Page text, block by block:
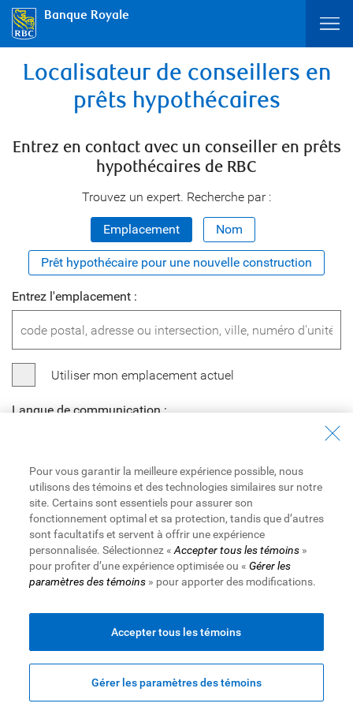
Banque Royale
Localisateur de conseillers en
prêts hypothécaires
Entrez en contact avec un conseiller en prêts
hypothécaires de RBC
Trouvez un expert. Recherche par :
Emplacement Nom
Prêt hypothécaire pour une nouvelle construction
Entrez l'emplacement :
Utiliser mon emplacement actuel
Langue de communication :
Tous les produits de financement personnel et les hypothèques
résidentielles sont fournis par la Banque Royale du Canada sous
réserve de ses critères de prêt standard.
Site Web de la Banque Royale du Canada,© 1995-2026
Conditions d’utilisation|Accessibilité|Protection des
renseignements et Sécurité|Publicité et témoins
Pour vous garantir la meilleure expérience possible, nous
utilisons des témoins et des technologies similaires sur notre
site. Certains sont essentiels pour assurer son
fonctionnement optimal et sa protection, tandis que d’autres
sont facultatifs et servent à offrir une expérience
personnalisée. Sélectionnez « Accepter tous les témoins»
pour profiter d’une expérience optimisée ou « Gérer les
paramètres des témoins» pour apporter des modifications.
Gérer les paramètres des témoins
Accepter tous les témoins